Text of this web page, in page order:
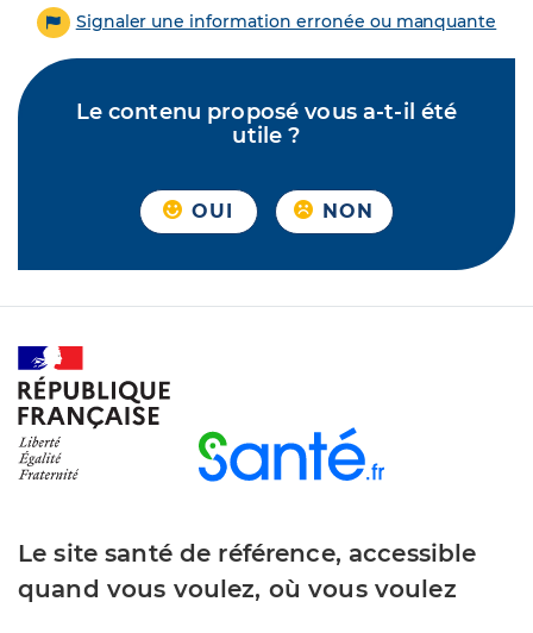
Signaler une information erronée ou manquante
Le contenu proposé vous a-t-il été
utile ?
OUI NON
Le site santé de référence, accessible
quand vous voulez, où vous voulez